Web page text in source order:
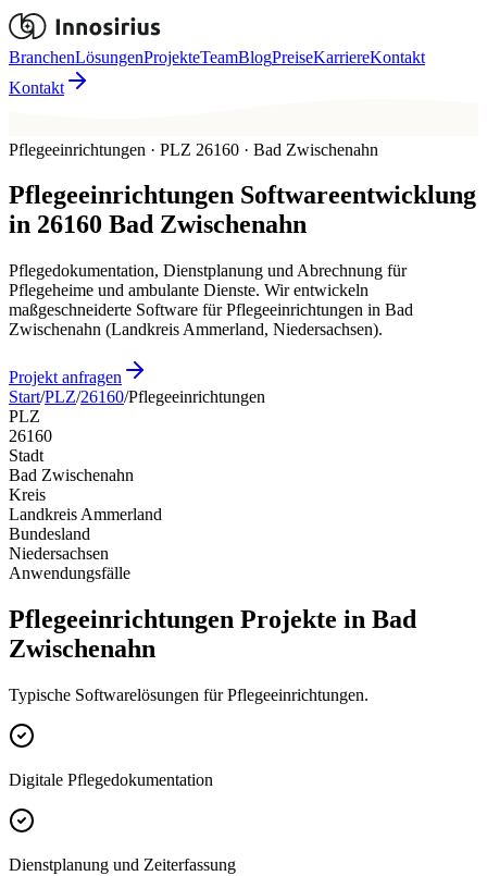
BranchenLösungenProjekteTeamBlogPreiseKarriereKontakt
Kontakt
Pflegeeinrichtungen · PLZ 26160 · Bad Zwischenahn
Pflegeeinrichtungen Softwareentwicklung
in 26160 Bad Zwischenahn
Pflegedokumentation, Dienstplanung und Abrechnung für
Pflegeheime und ambulante Dienste. Wir entwickeln
maßgeschneiderte Software für Pflegeeinrichtungen in Bad
Zwischenahn (Landkreis Ammerland, Niedersachsen).
Projekt anfragen
Start/PLZ/26160/Pflegeeinrichtungen
PLZ
26160
Stadt
Bad Zwischenahn
Kreis
Landkreis Ammerland
Bundesland
Niedersachsen
Anwendungsfälle
Pflegeeinrichtungen Projekte in Bad
Zwischenahn
Typische Softwarelösungen für Pflegeeinrichtungen.
Digitale Pflegedokumentation
Dienstplanung und Zeiterfassung